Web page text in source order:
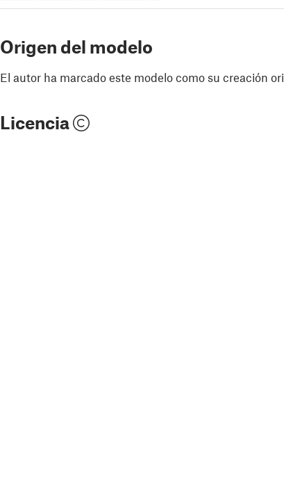
Origen del modelo
El autor ha marcado este modelo como su creación
Licencia